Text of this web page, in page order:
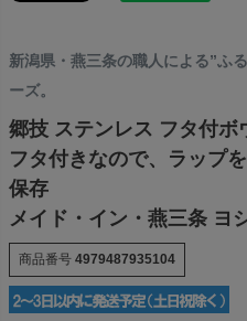
新潟県・燕三条の職人による”ふ
ーズ。
郷技 ステンレス フタ付
フタ付きなので、ラップ
保存
メイド・イン・燕三条 ヨ
商品番号 4979487935104